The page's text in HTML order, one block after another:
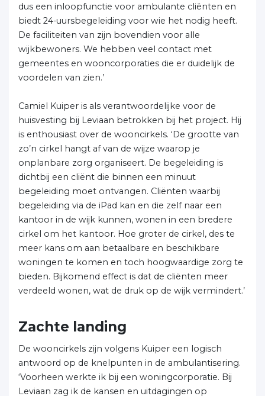
dus een inloopfunctie voor ambulante cliënten en
biedt 24-uursbegeleiding voor wie het nodig heeft.
De faciliteiten van zijn bovendien voor alle
wijkbewoners. We hebben veel contact met
gemeentes en wooncorporaties die er duidelijk de
voordelen van zien.’
Camiel Kuiper is als verantwoordelijke voor de
huisvesting bij Leviaan betrokken bij het project. Hij
is enthousiast over de wooncirkels. ‘De grootte van
zo’n cirkel hangt af van de wijze waarop je
onplanbare zorg organiseert. De begeleiding is
dichtbij een cliënt die binnen een minuut
begeleiding moet ontvangen. Cliënten waarbij
begeleiding via de iPad kan en die zelf naar een
kantoor in de wijk kunnen, wonen in een bredere
cirkel om het kantoor. Hoe groter de cirkel, des te
meer kans om aan betaalbare en beschikbare
woningen te komen en toch hoogwaardige zorg te
bieden. Bijkomend effect is dat de cliënten meer
verdeeld wonen, wat de druk op de wijk vermindert.’
Zachte landing
De wooncirkels zijn volgens Kuiper een logisch
antwoord op de knelpunten in de ambulantisering.
‘Voorheen werkte ik bij een woningcorporatie. Bij
Leviaan zag ik de kansen en uitdagingen op